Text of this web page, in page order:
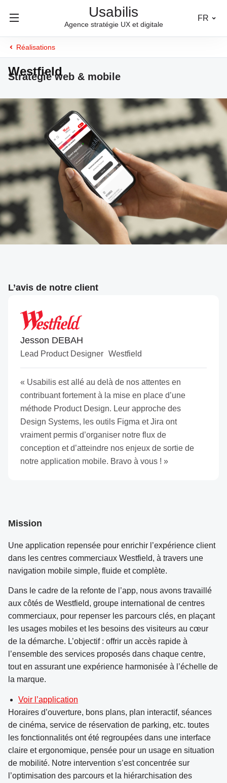
Usabilis
Agence stratégie UX et digitale
FR
Réalisations
Westfield
Stratégie web & mobile
L’avis de notre client
Jesson DEBAH
Lead Product Designer Westfield
« Usabilis est allé au delà de nos attentes en
contribuant fortement à la mise en place d’une
méthode Product Design. Leur approche des
Design Systems, les outils Figma et Jira ont
vraiment permis d’organiser notre flux de
conception et d’atteindre nos enjeux de sortie de
notre application mobile. Bravo à vous ! »
Mission
Une application repensée pour enrichir l’expérience client
dans les centres commerciaux Westfield, à travers une
navigation mobile simple, fluide et complète.
Dans le cadre de la refonte de l’app, nous avons travaillé
aux côtés de Westfield, groupe international de centres
commerciaux, pour repenser les parcours clés, en plaçant
les usages mobiles et les besoins des visiteurs au cœur
de la démarche. L’objectif : offrir un accès rapide à
l’ensemble des services proposés dans chaque centre,
tout en assurant une expérience harmonisée à l’échelle de
la marque.
Voir l’application
Horaires d’ouverture, bons plans, plan interactif, séances
de cinéma, service de réservation de parking, etc. toutes
les fonctionnalités ont été regroupées dans une interface
claire et ergonomique, pensée pour un usage en situation
de mobilité. Notre intervention s’est concentrée sur
l’optimisation des parcours et la hiérarchisation des